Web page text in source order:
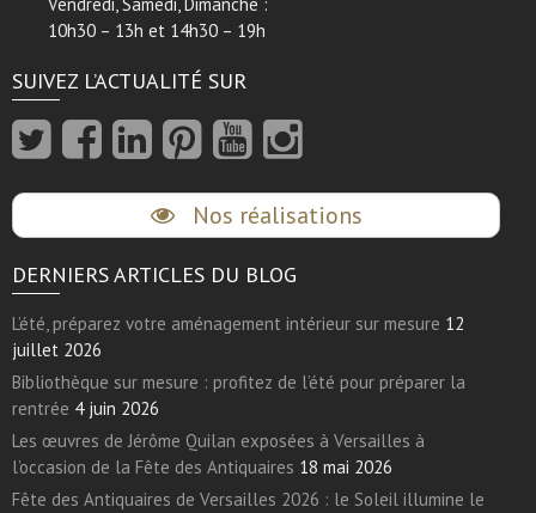
Vendredi, Samedi, Dimanche :
10h30 – 13h et 14h30 – 19h
SUIVEZ L’ACTUALITÉ SUR
Nos réalisations
DERNIERS ARTICLES DU BLOG
L’été, préparez votre aménagement intérieur sur mesure 12
juillet 2026
Bibliothèque sur mesure : profitez de l’été pour préparer la
rentrée 4 juin 2026
Les œuvres de Jérôme Quilan exposées à Versailles à
l’occasion de la Fête des Antiquaires 18 mai 2026
Fête des Antiquaires de Versailles 2026 : le Soleil illumine le